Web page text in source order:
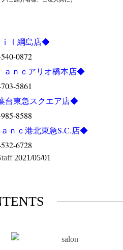
ｌ綱島店◆
0872
ｎｃアリオ橋本店◆
5861
台東急スクエア店◆
8588
ｎｃ港北東急S.C.店◆
6728
2021/05/01